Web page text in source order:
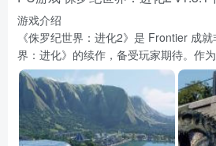
游戏介绍
《侏罗纪世界：进化2》是 Frontier 成
界：进化》的续作，备受玩家期待。作